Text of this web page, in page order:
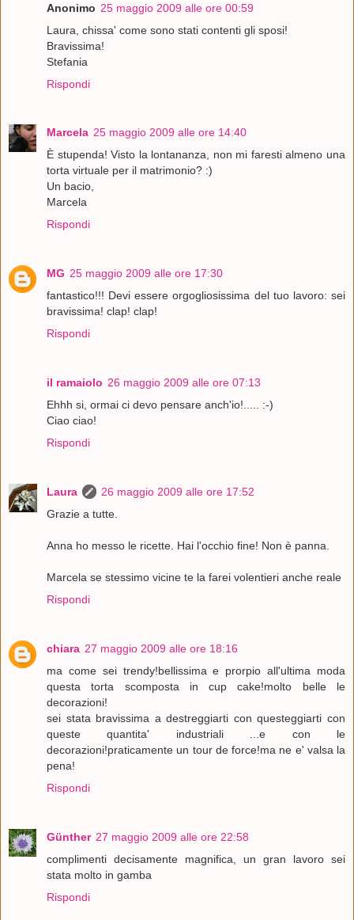
Anonimo 25 maggio 2009 alle ore 00:59
Laura, chissa' come sono stati contenti gli sposi!
Bravissima!
Stefania
Rispondi
Marcela 25 maggio 2009 alle ore 14:40
È stupenda! Visto la lontananza, non mi faresti almeno una
torta virtuale per il matrimonio? :)
Un bacio,
Marcela
Rispondi
MG 25 maggio 2009 alle ore 17:30
fantastico!!! Devi essere orgogliosissima del tuo lavoro: sei
bravissima! clap! clap!
Rispondi
il ramaiolo 26 maggio 2009 alle ore 07:13
Ehhh si, ormai ci devo pensare anch'io!..... :-)
Ciao ciao!
Rispondi
Laura
26 maggio 2009 alle ore 17:52
Grazie a tutte.
Anna ho messo le ricette. Hai l'occhio fine! Non è panna.
Marcela se stessimo vicine te la farei volentieri anche reale
Rispondi
chiara 27 maggio 2009 alle ore 18:16
ma come sei trendy!bellissima e prorpio all'ultima moda
questa torta scomposta in cup cake!molto belle le
decorazioni!
sei stata bravissima a destreggiarti con questeggiarti con
queste quantita' industriali ...e con le
decorazioni!praticamente un tour de force!ma ne e' valsa la
pena!
Rispondi
Günther 27 maggio 2009 alle ore 22:58
complimenti decisamente magnifica, un gran lavoro sei
stata molto in gamba
Rispondi